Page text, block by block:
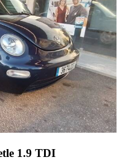
1.9 TDI